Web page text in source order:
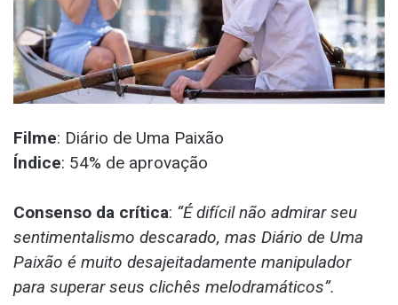
Filme: Diário de Uma Paixão
Índice: 54% de aprovação
Consenso da crítica: “É difícil não admirar seu
sentimentalismo descarado, mas Diário de Uma
Paixão é muito desajeitadamente manipulador
para superar seus clichês melodramáticos”.